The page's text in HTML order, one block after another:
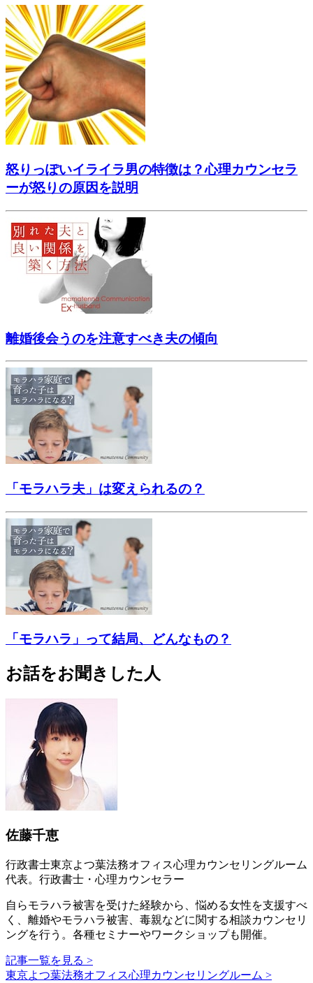
怒りっぽいイライラ男の特徴は？心理カウンセラ
ーが怒りの原因を説明
離婚後会うのを注意すべき夫の傾向
「モラハラ夫」は変えられるの？
「モラハラ」って結局、どんなもの？
お話をお聞きした人
佐藤千恵
行政書士東京よつ葉法務オフィス心理カウンセリングルーム
代表。行政書士・心理カウンセラー
自らモラハラ被害を受けた経験から、悩める女性を支援すべ
く、離婚やモラハラ被害、毒親などに関する相談カウンセリ
ングを行う。各種セミナーやワークショップも開催。
記事一覧を見る >
東京よつ葉法務オフィス心理カウンセリングルーム >